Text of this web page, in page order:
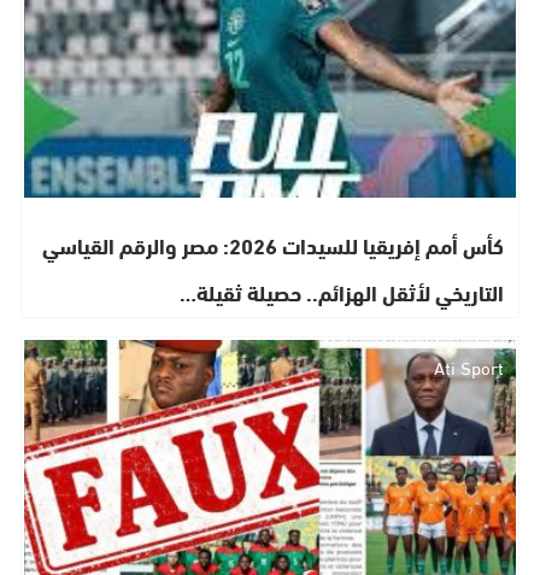
كأس أمم إفريقيا للسيدات 2026: مصر والرقم القياسي
التاريخي لأثقل الهزائم.. حصيلة ثقيلة…
Ati Sport